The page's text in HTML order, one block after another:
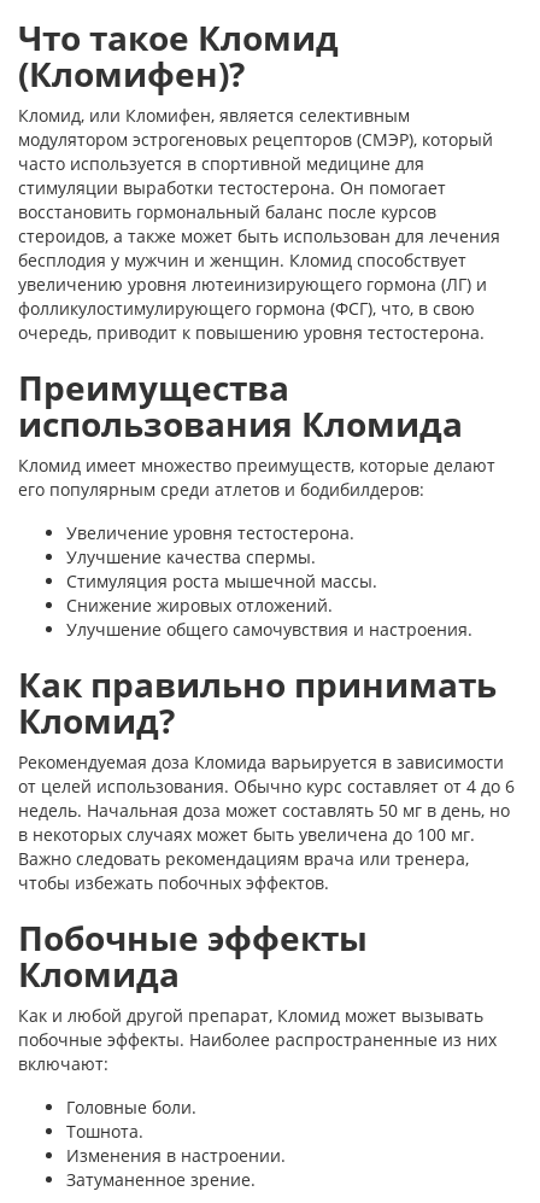
Что такое Кломид
(Кломифен)?
Кломид, или Кломифен, является селективным
модулятором эстрогеновых рецепторов (СМЭР), который
часто используется в спортивной медицине для
стимуляции выработки тестостерона. Он помогает
восстановить гормональный баланс после курсов
стероидов, а также может быть использован для лечения
бесплодия у мужчин и женщин. Кломид способствует
увеличению уровня лютеинизирующего гормона (ЛГ) и
фолликулостимулирующего гормона (ФСГ), что, в свою
очередь, приводит к повышению уровня тестостерона.
Преимущества
использования Кломида
Кломид имеет множество преимуществ, которые делают
его популярным среди атлетов и бодибилдеров:
Увеличение уровня тестостерона.
Улучшение качества спермы.
Стимуляция роста мышечной массы.
Снижение жировых отложений.
Улучшение общего самочувствия и настроения.
Как правильно принимать
Кломид?
Рекомендуемая доза Кломида варьируется в зависимости
от целей использования. Обычно курс составляет от 4 до 6
недель. Начальная доза может составлять 50 мг в день, но
в некоторых случаях может быть увеличена до 100 мг.
Важно следовать рекомендациям врача или тренера,
чтобы избежать побочных эффектов.
Побочные эффекты
Кломида
Как и любой другой препарат, Кломид может вызывать
побочные эффекты. Наиболее распространенные из них
включают:
Головные боли.
Тошнота.
Изменения в настроении.
Затуманенное зрение.